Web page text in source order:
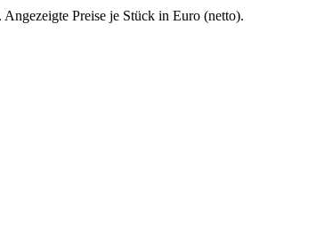
Preise je Stück in Euro (netto).